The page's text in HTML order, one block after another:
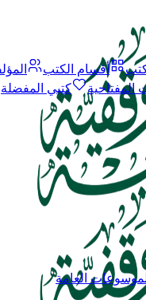
أقسام الكتب
المفتاحية
كتبي المفضلة